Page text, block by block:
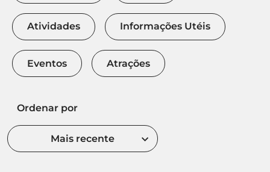
Atividades Informações Utéis
Eventos Atrações
Ordenar por
Mais recente